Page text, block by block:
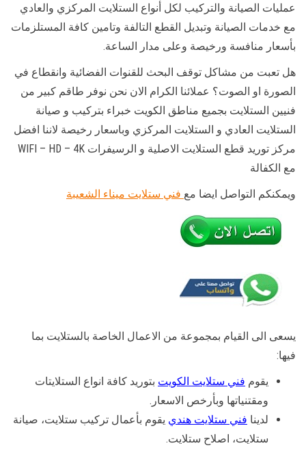
عمليات الصيانة والتركيب لكل أنواع الستلايت المركزي والعادي
مع خدمات الصيانة وتبديل القطع التالفة وتامين كافة المستلزمات
بأسعار منافسة ورخيصة وعلى مدار الساعة.
هل تعبت من مشاكل توقف البحث للقنوات الفضائية وانقطاع في
الصورة او الصوت؟ عملائنا الكرام الان نحن نوفر طاقم كبير من
فنيين الستلايت بجميع مناطق الكويت خبراء بتركيب و صيانة
الستلايت العادي و الستلايت المركزي وباسعار رخيصة لاننا افضل
مركز توريد قطع الستلايت الاصلية و الرسيفرات WIFI – HD – 4K
مع الكفالة
ويمكنكم التواصل ايضا مع فني ستلايت ميناء الشعيبة
يسعى الى القيام بمجموعة من الاعمال الخاصة بالستلايت بما
فيها:
يقوم فني ستلايت الكويت بتوريد كافة انواع الستلايتات
ومقتنياتها وبأرخص الاسعار.
لدينا فني ستلايت هندي يقوم بأعمال تركيب ستلايت، صيانة
ستلايت، اصلاح ستلايت.